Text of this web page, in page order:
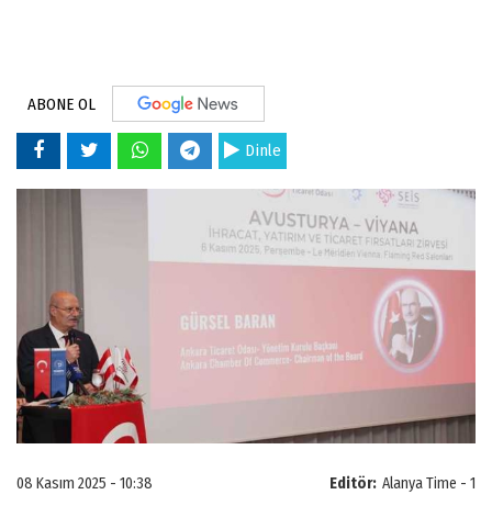
ABONE OL
Dinle
Editör: Alanya Time - 1
08 Kasım 2025 - 10:38